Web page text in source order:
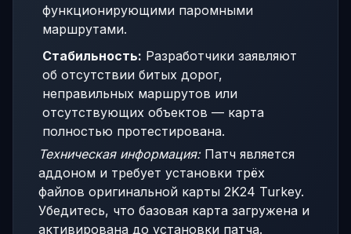
функционирующими паромными
маршрутами.
Стабильность: Разработчики заявляют
об отсутствии битых дорог,
неправильных маршрутов или
отсутствующих объектов — карта
полностью протестирована.
Техническая информация:Патч является
аддоном и требует установки трёх
файлов оригинальной карты 2K24 Turkey.
Убедитесь, что базовая карта загружена и
активирована до установки патча.